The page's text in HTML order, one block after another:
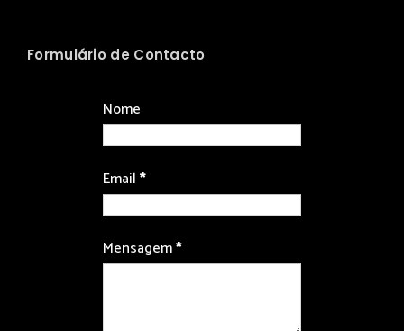
Formulário de Contacto
Nome
Email*
Mensagem*